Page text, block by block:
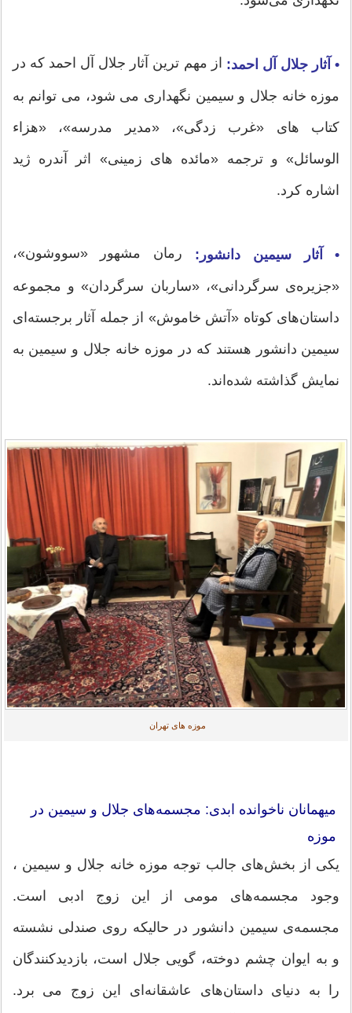
• آثار جلال آل احمد: از مهم ترین آثار جلال آل احمد که در
موزه خانه جلال و سیمین نگهداری می شود، می توانم به
کتاب های «غرب زدگی»، «مدیر مدرسه»، «هزاء
الوسائل» و ترجمه «مائده های زمینی» اثر آندره ژید
اشاره کرد.
• آثار سیمین دانشور: رمان مشهور «سووشون»،
«جزیره‌ی سرگردانی»، «ساربان سرگردان» و مجموعه
داستان‌های کوتاه «آتش خاموش» از جمله آثار برجسته‌ای
سیمین دانشور هستند که در موزه خانه جلال و سیمین به
نمایش گذاشته شده‌اند.
موزه های تهران
میهمانان ناخوانده ابدی: مجسمه‌های جلال و سیمین در
موزه
یکی از بخش‌های جالب توجه موزه خانه جلال و سیمین ،
وجود مجسمه‌های مومی از این زوج ادبی است.
مجسمه‌ی سیمین دانشور در حالیکه روی صندلی نشسته
و به ایوان چشم دوخته، گویی جلال است، بازدیدکنندگان
را به دنیای داستان‌های عاشقانه‌ای این زوج می برد.